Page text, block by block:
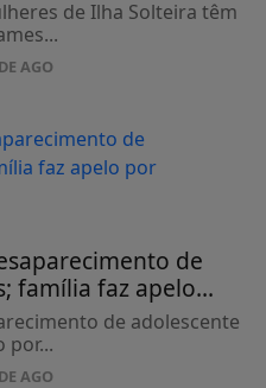
de Ilha Solteira têm
AGO
de
família faz apelo...
de adolescente
por...
AGO